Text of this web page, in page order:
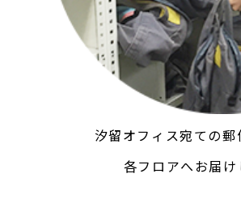
汐留オフィス宛ての郵
各フロアへお届け